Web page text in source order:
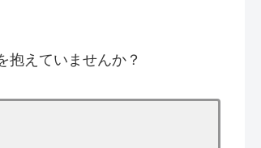
抱えていませんか？